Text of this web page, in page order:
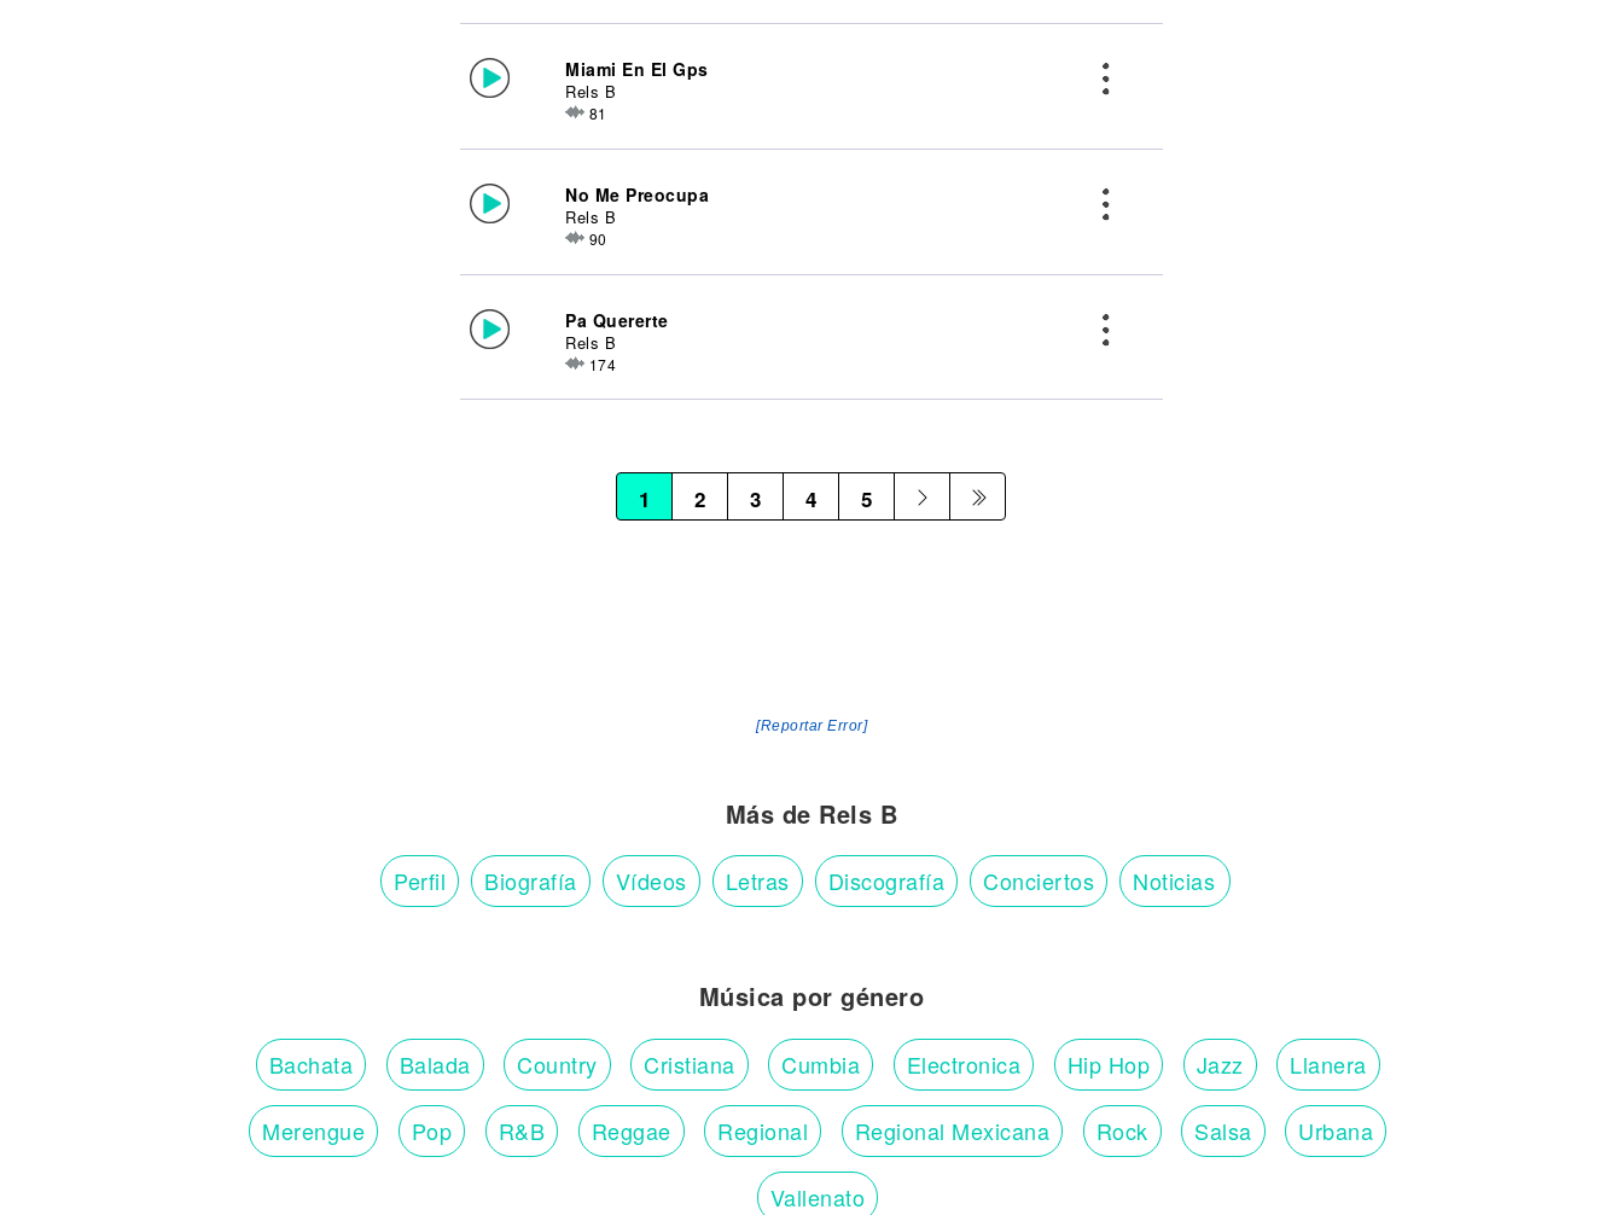
Miami En El Gps
Rels B
81
No Me Preocupa
Rels B
90
Pa Quererte
Rels B
174
1 2 3 4 5
[Reportar Error]
Más de Rels B
Perfil Biografía Vídeos Letras Discografía Conciertos Noticias
Música por género
Bachata Balada Country Cristiana Cumbia Electronica Hip Hop Jazz Llanera
Merengue Pop R&B Reggae Regional Regional Mexicana Rock Salsa Urbana
Vallenato